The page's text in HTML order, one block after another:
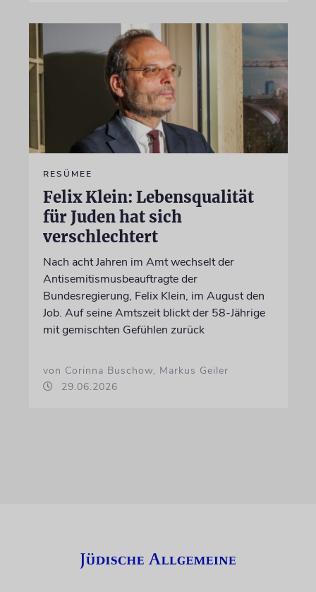
RESÜMEE
Felix Klein: Lebensqualität
für Juden hat sich
verschlechtert
Nach acht Jahren im Amt wechselt der
Antisemitismusbeauftragte der
Bundesregierung, Felix Klein, im August den
Job. Auf seine Amtszeit blickt der 58-Jährige
mit gemischten Gefühlen zurück
von Corinna Buschow, Markus Geiler
29.06.2026